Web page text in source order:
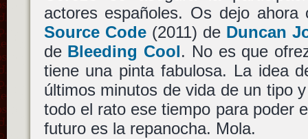
actores españoles. Os dejo
Source Code(2011) de Duncan
de Bleeding Cool. No es que
tiene una pinta fabulosa. La idea
últimos minutos de vida de un tipo
todo el rato ese tiempo para poder
futuro es la repanocha. Mola.